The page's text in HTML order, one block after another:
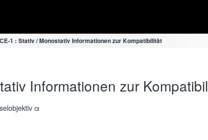
1 : Stativ / Monostativ Informationen zur Kompatibilität
Informationen zur
α